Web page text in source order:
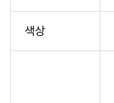
색상